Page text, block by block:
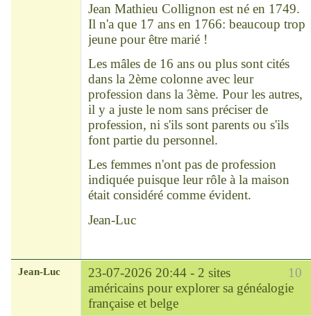
Jean Mathieu Collignon est né en 1749.
Il n'a que 17 ans en 1766: beaucoup trop
jeune pour être marié !
Les mâles de 16 ans ou plus sont cités
dans la 2ème colonne avec leur
profession dans la 3ème. Pour les autres,
il y a juste le nom sans préciser de
profession, ni s'ils sont parents ou s'ils
font partie du personnel.
Les femmes n'ont pas de profession
indiquée puisque leur rôle à la maison
était considéré comme évident.
Jean-Luc
10
Jean-Luc 23-07-2026 20:44 - 2 sites
américains pour explorer sa généalogie
française et belge